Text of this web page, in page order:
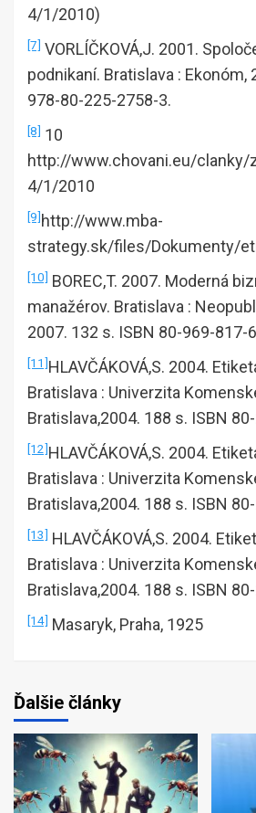
4/1/2010)
[7] VORLÍČKOVÁ,J. 2001.
podnikaní. Bratislava : Ekonóm,
978-80-225-2758-3.
[8] 10
http://www.chovani.eu/clanky/
4/1/2010
[9] http://www.mba-
strategy.sk/files/Dokumenty/
[10] BOREC,T. 2007. Moderná
manažérov. Bratislava :
2007. 132 s. ISBN 80-969-817-
[11]HLAVČÁKOVÁ,S. 2004.
Bratislava : Univerzita
Bratislava,2004. 188 s. ISBN
[12]HLAVČÁKOVÁ,S. 2004.
Bratislava : Univerzita
Bratislava,2004. 188 s. ISBN
[13] HLAVČÁKOVÁ,S. 2004.
Bratislava : Univerzita
Bratislava,2004. 188 s. ISBN
[14] Masaryk, Praha, 1925
Ďalšie články